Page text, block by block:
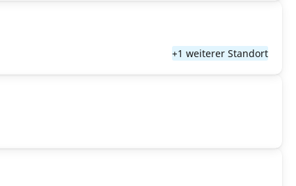
+1 weiterer Standort